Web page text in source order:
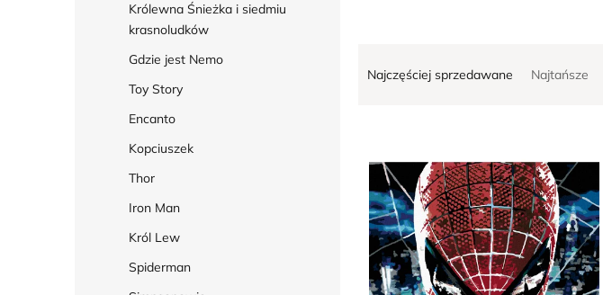
Królewna Śnieżka i siedmiu
krasnoludków
Gdzie jest Nemo
Toy Story
Encanto
Kopciuszek
Thor
Iron Man
Król Lew
Spiderman
Najczęściej sprzedawane Najtańsze
w